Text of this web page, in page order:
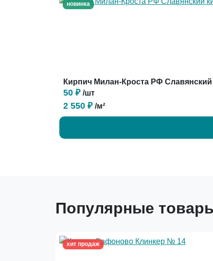
Кирпич Милан-Кроста РФ
50 ₽ /шт
2 550 ₽ /м²
новинка
Популярные
хит продаж